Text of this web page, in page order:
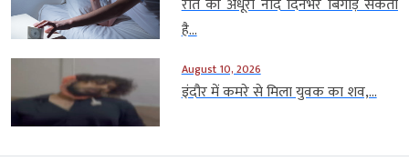
है...
August 10, 2026
इंदौर में कमरे से मिला युवक का शव,...